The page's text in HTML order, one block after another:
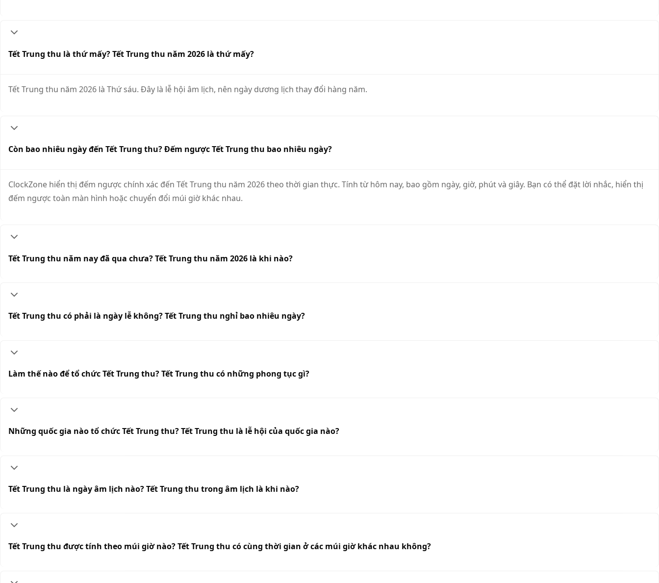
Tết Trung thu là thứ mấy? Tết Trung thu năm 2026 là thứ mấy?
Tết Trung thu năm 2026 là Thứ sáu. Đây là lễ hội âm lịch, nên ngày dương lịch thay đổi hàng năm.
Còn bao nhiêu ngày đến Tết Trung thu? Đếm ngược Tết Trung thu bao nhiêu ngày?
ClockZone hiển thị đếm ngược chính xác đến Tết Trung thu năm 2026 theo thời gian thực. Tính từ hôm nay, bao gồm ngày, giờ, phút và giây. Bạn có thể đặt lời nhắc, hiển thị
đếm ngược toàn màn hình hoặc chuyển đổi múi giờ khác nhau.
Tết Trung thu năm nay đã qua chưa? Tết Trung thu năm 2026 là khi nào?
Tết Trung thu có phải là ngày lễ không? Tết Trung thu nghỉ bao nhiêu ngày?
Làm thế nào để tổ chức Tết Trung thu? Tết Trung thu có những phong tục gì?
Những quốc gia nào tổ chức Tết Trung thu? Tết Trung thu là lễ hội của quốc gia nào?
Tết Trung thu là ngày âm lịch nào? Tết Trung thu trong âm lịch là khi nào?
Tết Trung thu được tính theo múi giờ nào? Tết Trung thu có cùng thời gian ở các múi giờ khác nhau không?